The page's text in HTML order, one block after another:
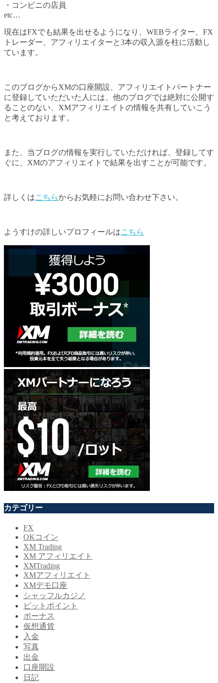
・コンビニの店員
etc…
現在はFXでも結果を出せるようになり、WEBライター、FX
トレーダー、アフィリエイターと3本の収入源を柱に活動し
ています。
このブログからXMの口座開設、アフィリエイトパートナー
に登録していただいた人には、他のブログでは絶対に公開す
ることのない、XMアフィリエイトの情報を共有していこう
と考えております。
また、当ブログの情報を実行していただければ、登録してす
ぐに、XMのアフィリエイトで結果を出すことが可能です。
詳しくはこちらからお気軽にお問い合わせ下さい。
ようすけの詳しいプロフィールはこちら
カテゴリー
FX
OKコイン
XM Trading
XM アフィリエイト
XMTrading
XMアフィリエイト
XMデモ口座
シャッフルカジノ
ビットポイント
ボーナス
仮想通貨
入金
写真
出金
口座開設
日記